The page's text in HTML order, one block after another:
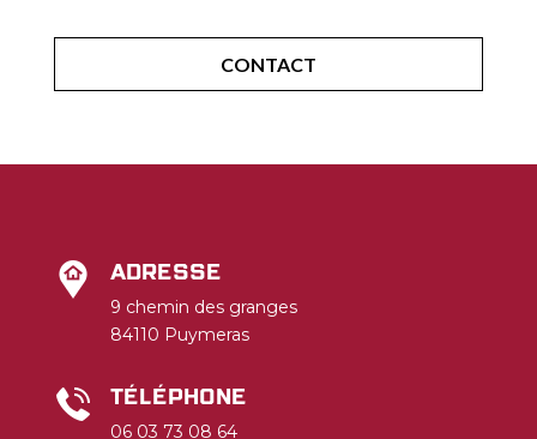
CONTACT
Adresse
9 chemin des granges
84110 Puymeras
Téléphone
06 03 73 08 64